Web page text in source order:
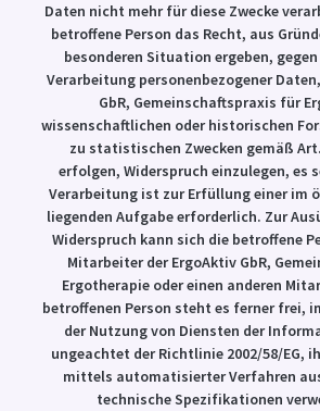
Daten nicht mehr für diese Zwecke
betroffene Person das Recht, aus
besonderen Situation ergeben,
Verarbeitung personenbezogener
GbR, Gemeinschaftspraxis für
wissenschaftlichen oder historischen
zu statistischen Zwecken gemäß Art.
erfolgen, Widerspruch einzulegen, es
Verarbeitung ist zur Erfüllung einer im
liegenden Aufgabe erforderlich. Zur
Widerspruch kann sich die betroffene
Mitarbeiter der ErgoAktiv GbR,
Ergotherapie oder einen anderen
betroffenen Person steht es ferner frei,
der Nutzung von Diensten der
ungeachtet der Richtlinie 2002/58/EG,
mittels automatisierter Verfahren
technische Spezifikationen